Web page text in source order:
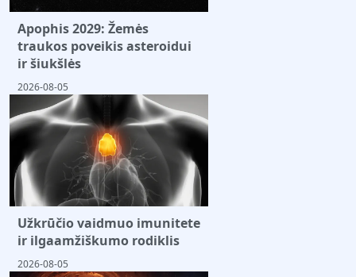
Apophis 2029: Žemės
traukos poveikis asteroidui
ir šiukšlės
2026-08-05
Užkrūčio vaidmuo imunitete
ir ilgaamžiškumo rodiklis
2026-08-05